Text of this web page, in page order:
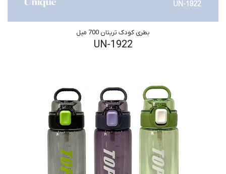
بطری کودک تریتان 700 میل
UN-1922